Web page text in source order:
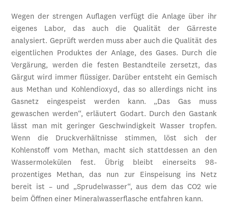
Wegen der strengen Auflagen verfügt die Anlage über ihr
eigenes Labor, das auch die Qualität der Gärreste
analysiert. Geprüft werden muss aber auch die Qualität des
eigentlichen Produktes der Anlage, des Gases. Durch die
Vergärung, werden die festen Bestandteile zersetzt, das
Gärgut wird immer flüssiger. Darüber entsteht ein Gemisch
aus Methan und Kohlendioxyd, das so allerdings nicht ins
Gasnetz eingespeist werden kann. „Das Gas muss
gewaschen werden“, erläutert Godart. Durch den Gastank
lässt man mit geringer Geschwindigkeit Wasser tropfen.
Wenn die Druckverhältnisse stimmen, löst sich der
Kohlenstoff vom Methan, macht sich stattdessen an den
Wassermolekülen fest. Übrig bleibt einerseits 98-
prozentiges Methan, das nun zur Einspeisung ins Netz
bereit ist – und „Sprudelwasser“, aus dem das CO2 wie
beim Öffnen einer Mineralwasserflasche entfahren kann.